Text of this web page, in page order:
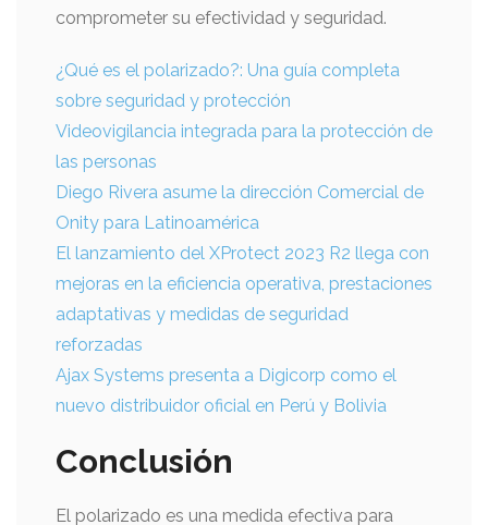
comprometer su efectividad y seguridad.
¿Qué es el polarizado?: Una guía completa
sobre seguridad y protección
Videovigilancia integrada para la protección de
las personas
Diego Rivera asume la dirección Comercial de
Onity para Latinoamérica
El lanzamiento del XProtect 2023 R2 llega con
mejoras en la eficiencia operativa, prestaciones
adaptativas y medidas de seguridad
reforzadas
Ajax Systems presenta a Digicorp como el
nuevo distribuidor oficial en Perú y Bolivia
Conclusión
El polarizado es una medida efectiva para